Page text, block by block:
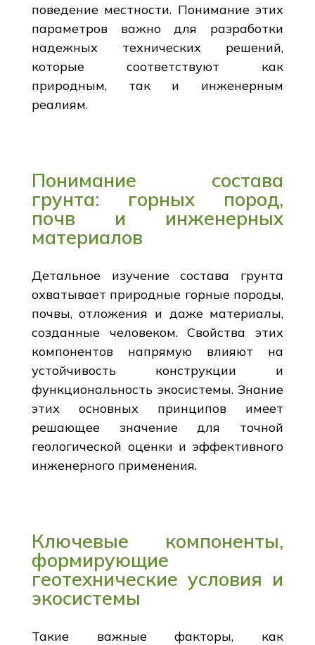
поведение местности. Понимание этих
параметров важно для разработки
надежных технических решений,
которые соответствуют как
природным, так и инженерным
реалиям.
Понимание состава
грунта: горных пород,
почв и инженерных
материалов
Детальное изучение состава грунта
охватывает природные горные породы,
почвы, отложения и даже материалы,
созданные человеком. Свойства этих
компонентов напрямую влияют на
устойчивость конструкции и
функциональность экосистемы. Знание
этих основных принципов имеет
решающее значение для точной
геологической оценки и эффективного
инженерного применения.
Ключевые компоненты,
формирующие
геотехнические условия и
экосистемы
Такие важные факторы, как